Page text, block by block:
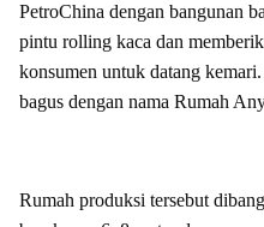
PetroChina dengan bangunan
pintu rolling kaca dan
konsumen untuk datang
bagus dengan nama Rumah
Rumah produksi tersebut